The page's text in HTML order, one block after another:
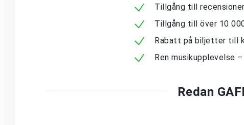
Tillgång till
Tillgång till över 10
Rabatt på biljetter till
Ren musikupplevelse
Redan